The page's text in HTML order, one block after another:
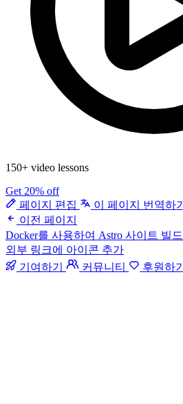
150+ video lessons
Get 20% off
페이지 편집
이 페이지 번역하기
이전 페이지
Docker를 사용하여 Astro 사이트 빌드
외부 링크에 아이콘 추가
기여하기
커뮤니티 후원하기